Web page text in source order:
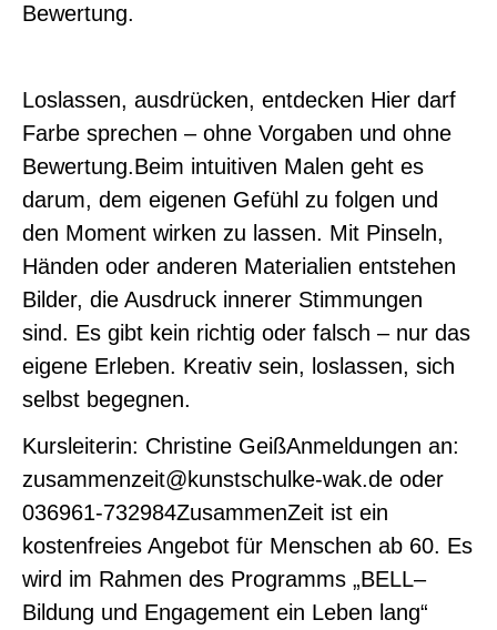
Bewertung.
Loslassen, ausdrücken, entdecken Hier darf
Farbe sprechen – ohne Vorgaben und ohne
Bewertung.Beim intuitiven Malen geht es
darum, dem eigenen Gefühl zu folgen und
den Moment wirken zu lassen. Mit Pinseln,
Händen oder anderen Materialien entstehen
Bilder, die Ausdruck innerer Stimmungen
sind. Es gibt kein richtig oder falsch – nur das
eigene Erleben. Kreativ sein, loslassen, sich
selbst begegnen.
Kursleiterin: Christine GeißAnmeldungen an:
zusammenzeit@kunstschulke-wak.de oder
036961-732984ZusammenZeit ist ein
kostenfreies Angebot für Menschen ab 60. Es
wird im Rahmen des Programms „BELL–
Bildung und Engagement ein Leben lang“